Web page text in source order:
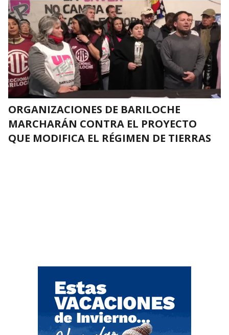
ORGANIZACIONES DE BARILOCHE
MARCHARÁN CONTRA EL PROYECTO
QUE MODIFICA EL RÉGIMEN DE TIERRAS